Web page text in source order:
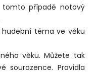
tomto případě notový
téma ve věku
věku. Můžete tak
sourozence. Pravidla